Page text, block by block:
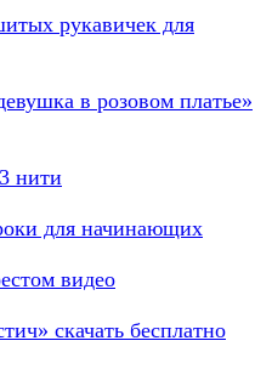
рукавичек для
в розовом платье»
нити
для начинающих
видео
скачать бесплатно